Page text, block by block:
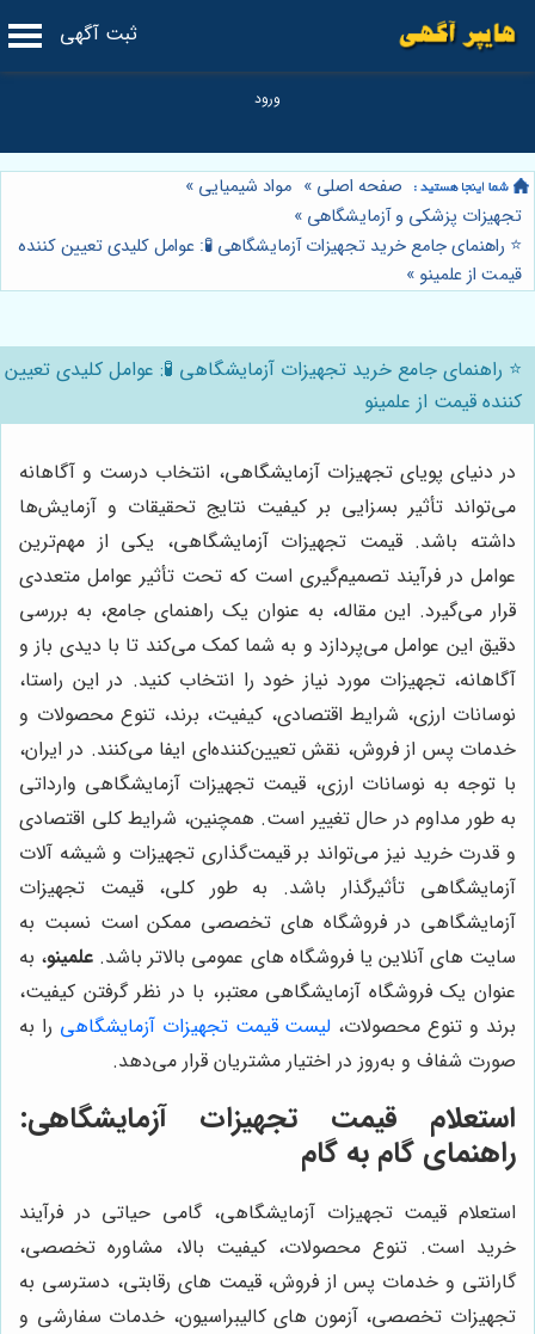
ثبت آگهی
صفحه اصلی » مواد شیمیایی »
تجهیزات پزشکی و آزمایشگاهی »
⭐️ راهنمای جامع خرید تجهیزات آزمایشگاهی 🧪: عوامل کلیدی تعیین کننده
قیمت از علمینو »
⭐️ راهنمای جامع خرید تجهیزات آزمایشگاهی 🧪: عوامل کلیدی تعیین
کننده قیمت از علمینو
در دنیای پویای تجهیزات آزمایشگاهی، انتخاب درست و آگاهانه
می‌تواند تأثیر بسزایی بر کیفیت نتایج تحقیقات و آزمایش‌ها
داشته باشد. قیمت تجهیزات آزمایشگاهی، یکی از مهم‌ترین
عوامل در فرآیند تصمیم‌گیری است که تحت تأثیر عوامل متعددی
قرار می‌گیرد. این مقاله، به عنوان یک راهنمای جامع، به بررسی
دقیق این عوامل می‌پردازد و به شما کمک می‌کند تا با دیدی باز و
آگاهانه، تجهیزات مورد نیاز خود را انتخاب کنید. در این راستا،
نوسانات ارزی، شرایط اقتصادی، کیفیت، برند، تنوع محصولات و
خدمات پس از فروش، نقش تعیین‌کننده‌ای ایفا می‌کنند. در ایران،
با توجه به نوسانات ارزی، قیمت تجهیزات آزمایشگاهی وارداتی
به طور مداوم در حال تغییر است. همچنین، شرایط کلی اقتصادی
و قدرت خرید نیز می‌تواند بر قیمت‌گذاری تجهیزات و شیشه آلات
آزمایشگاهی تأثیرگذار باشد. به طور کلی، قیمت تجهیزات
آزمایشگاهی در فروشگاه های تخصصی ممکن است نسبت به
سایت های آنلاین یا فروشگاه های عمومی بالاتر باشد. علمینو، به
عنوان یک فروشگاه آزمایشگاهی معتبر، با در نظر گرفتن کیفیت،
برند و تنوع محصولات، لیست قیمت تجهیزات آزمایشگاهی را به
صورت شفاف و به‌روز در اختیار مشتریان قرار می‌دهد.
استعلام قیمت تجهیزات آزمایشگاهی:
راهنمای گام به گام
استعلام قیمت تجهیزات آزمایشگاهی، گامی حیاتی در فرآیند
خرید است. تنوع محصولات، کیفیت بالا، مشاوره تخصصی،
گارانتی و خدمات پس از فروش، قیمت های رقابتی، دسترسی به
تجهیزات تخصصی، آزمون های کالیبراسیون، خدمات سفارشی و